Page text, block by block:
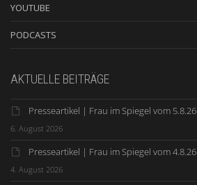
YOUTUBE
PODCASTS
AKTUELLE BEITRÄGE
Presseartikel | Frau im Spiegel vom 5.8.26
6. August 2026
Presseartikel | Frau im Spiegel vom 4.8.26
4. August 2026